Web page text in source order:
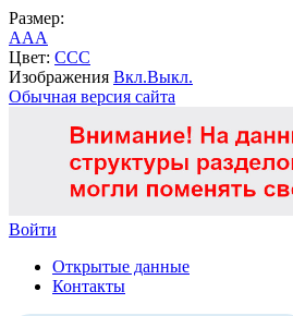
Размер:
AAA
Цвет: CCC
Изображения Вкл.Выкл.
Обычная версия сайта
Войти
Открытые данные
Контакты